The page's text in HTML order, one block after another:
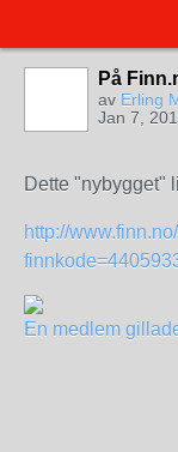
På
av Erling
Jan 7,
Dette "nybygget"
http://
En medlem